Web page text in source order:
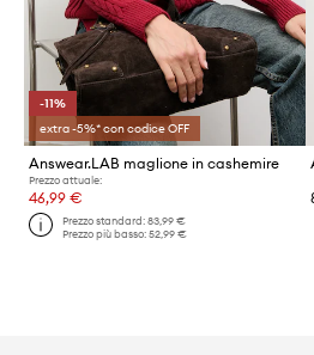
-11%
extra -5%* con codice OFF
Answear.LAB maglione in cashemire
Prezzo attuale:
46,99 €
Prezzo standard:83,99 €
Prezzo più basso:52,99 €